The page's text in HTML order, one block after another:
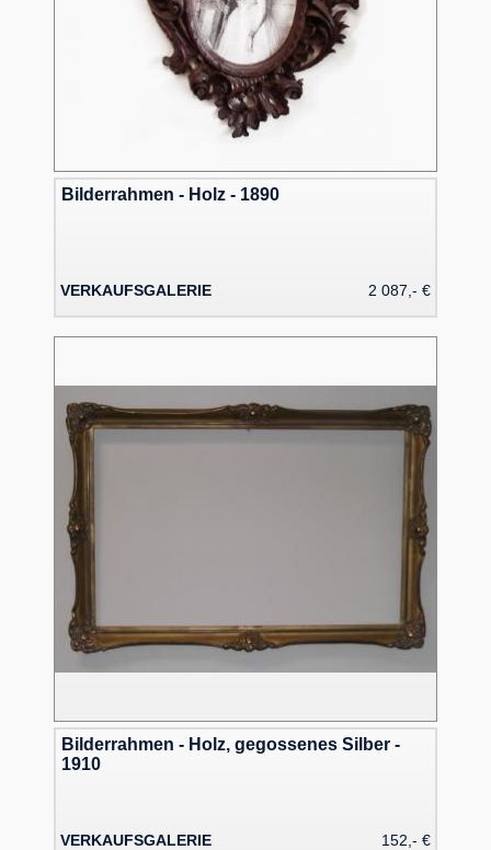
Bilderrahmen - Holz - 1890
VERKAUFSGALERIE 2 087,- €
Bilderrahmen - Holz, gegossenes Silber -
1910
VERKAUFSGALERIE 152,- €